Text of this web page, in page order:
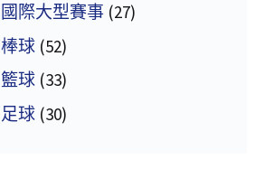
國際大型賽事 (27)
棒球 (52)
籃球 (33)
足球 (30)